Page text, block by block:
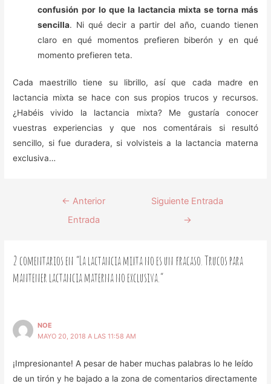
confusión por lo que la lactancia mixta se torna más
sencilla. Ni qué decir a partir del año, cuando tienen
claro en qué momentos prefieren biberón y en qué
momento prefieren teta.
Cada maestrillo tiene su librillo, así que cada madre en
lactancia mixta se hace con sus propios trucos y recursos.
¿Habéis vivido la lactancia mixta? Me gustaría conocer
vuestras experiencias y que nos comentárais si resultó
sencillo, si fue duradera, si volvisteis a la lactancia materna
exclusiva…
← Anterior
Entrada
Siguiente Entrada
→
2 comentarios en “La lactancia mixta no es un fracaso. Trucos para
mantener lactancia materna no exclusiva.”
NOE
MAYO 20, 2018 A LAS 11:58 AM
¡Impresionante! A pesar de haber muchas palabras lo he leído
de un tirón y he bajado a la zona de comentarios directamente